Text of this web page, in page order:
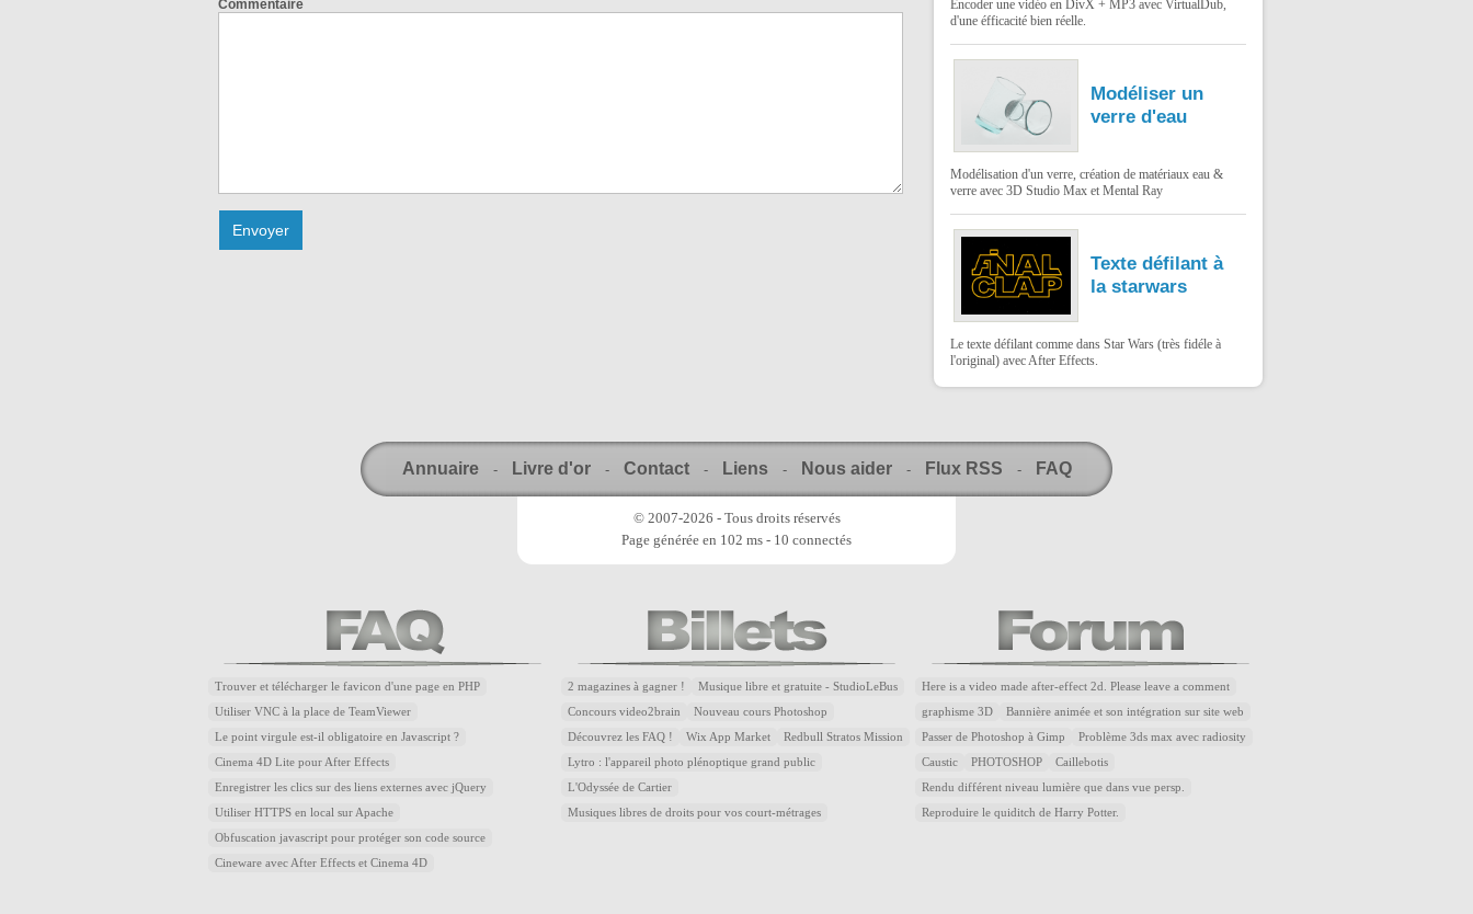
Commentaire
Encoder une vidéo en DivX + MP3 avec VirtualDub,
d'une éfficacité bien réelle.
Modéliser un
verre d'eau
Modélisation d'un verre, création de matériaux eau &
verre avec 3D Studio Max et Mental Ray
Texte défilant à
la starwars
Le texte défilant comme dans Star Wars (très fidéle à
l'original) avec After Effects.
Annuaire - Livre d'or - Contact - Liens - Nous aider - Flux RSS - FAQ
© 2007-2026 - Tous droits réservés
Page générée en 102 ms - 10 connectés
Trouver et télécharger le favicon d'une page en PHP
Utiliser VNC à la place de TeamViewer
Le point virgule est-il obligatoire en Javascript ?
Cinema 4D Lite pour After Effects
Enregistrer les clics sur des liens externes avec jQuery
Utiliser HTTPS en local sur Apache
Obfuscation javascript pour protéger son code source
Cineware avec After Effects et Cinema 4D
2 magazines à gagner ! Musique libre et gratuite - StudioLeBus
Concours video2brain Nouveau cours Photoshop
Découvrez les FAQ ! Wix App Market Redbull Stratos Mission
Lytro : l'appareil photo plénoptique grand public
L'Odyssée de Cartier
Musiques libres de droits pour vos court-métrages
Here is a video made after-effect 2d. Please leave a comment
graphisme 3D Bannière animée et son intégration sur site web
Passer de Photoshop à Gimp Problème 3ds max avec radiosity
Caustic PHOTOSHOP Caillebotis
Rendu différent niveau lumière que dans vue persp.
Reproduire le quiditch de Harry Potter.